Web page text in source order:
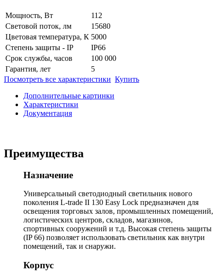
Мощность, Вт
112
Световой поток, лм
15680
Цветовая температура, К 5000
Степень защиты - IP
IP66
Срок службы, часов
100 000
Гарантия, лет
5
Посмотреть все характеристики Купить
Дополнительные картинки
Характеристики
Документация
Преимущества
Назначение
Универсальный светодиодный светильник нового
поколения L-trade II 130 Easy Lock предназначен для
освещения торговых залов, промышленных помещений,
логистических центров, складов, магазинов,
спортивных сооружений и т.д. Высокая степень защиты
(IP 66) позволяет использовать светильник как внутри
помещений, так и снаружи.
Корпус